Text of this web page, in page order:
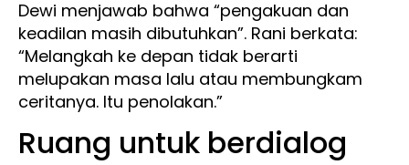
Dewi menjawab bahwa “pengakuan dan
keadilan masih dibutuhkan”. Rani berkata:
“Melangkah ke depan tidak berarti
melupakan masa lalu atau membungkam
ceritanya. Itu penolakan.”
Ruang untuk berdialog